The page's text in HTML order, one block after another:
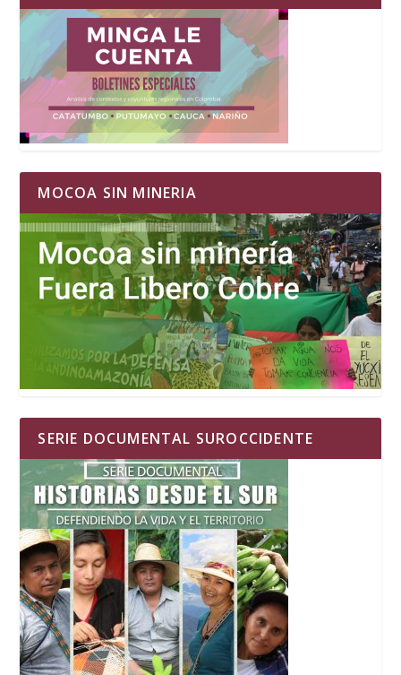
MOCOA SIN MINERIA
SERIE DOCUMENTAL SUROCCIDENTE